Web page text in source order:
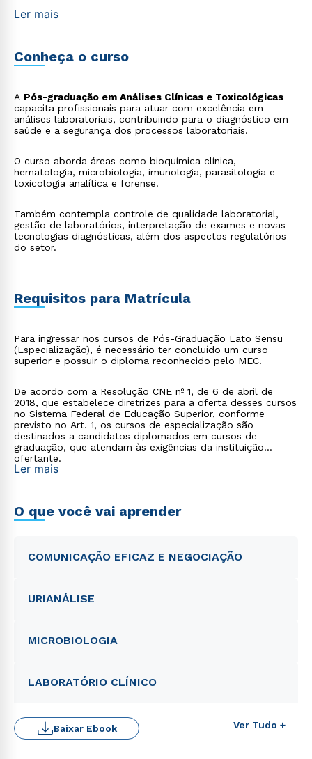
Ler mais
Conheça o curso
A Pós-graduação em Análises Clínicas e Toxicológicas
capacita profissionais para atuar com excelência em
análises laboratoriais, contribuindo para o diagnóstico em
saúde e a segurança dos processos laboratoriais.
O curso aborda áreas como bioquímica clínica,
hematologia, microbiologia, imunologia, parasitologia e
toxicologia analítica e forense.
Também contempla controle de qualidade laboratorial,
gestão de laboratórios, interpretação de exames e novas
tecnologias diagnósticas, além dos aspectos regulatórios
do setor.
Requisitos para Matrícula
Para ingressar nos cursos de Pós-Graduação Lato Sensu
(Especialização), é necessário ter concluído um curso
superior e possuir o diploma reconhecido pelo MEC.
De acordo com a Resolução CNE nº 1, de 6 de abril de
2018, que estabelece diretrizes para a oferta desses cursos
no Sistema Federal de Educação Superior, conforme
previsto no Art. 1, os cursos de especialização são
destinados a candidatos diplomados em cursos de
graduação, que atendam às exigências da instituição
ofertante.
Ler mais
O que você vai aprender
COMUNICAÇÃO EFICAZ E NEGOCIAÇÃO
URIANÁLISE
MICROBIOLOGIA
LABORATÓRIO CLÍNICO
Ver Tudo +
Baixar Ebook